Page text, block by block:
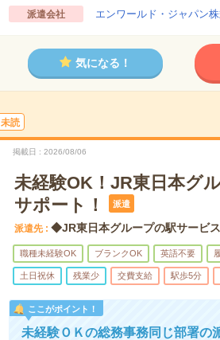
派遣会社 エンワールド・ジャパン
気になる！
未読
掲載日 2026/08/06
未経験OK！JR東日本グ
サポート！
派遣
派遣先 ◆JR東日本グループの駅サービ
職種未経験OK ブランクOK 英語不要
土日祝休 残業少 交費支給 駅歩5分
ここがポイント！
未経験ＯＫの総務事務同じ部署の